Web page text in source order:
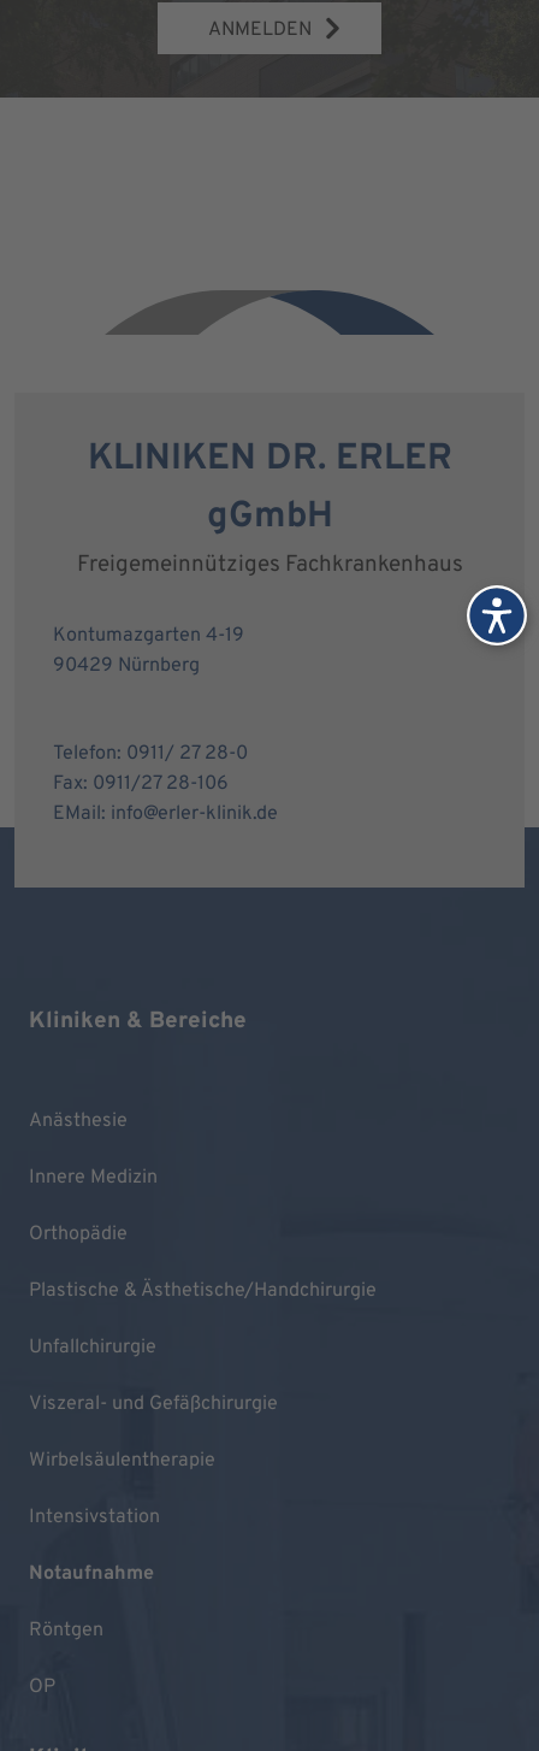
ANMELDEN
KLINIKEN DR. ERLER
gGmbH
Freigemeinnütziges Fachkrankenhaus
Kontumazgarten 4-19
90429 Nürnberg
Telefon: 0911/ 27 28-0
Fax: 0911/27 28-106
EMail: info@erler-klinik.de
Kliniken & Bereiche
Anästhesie
Innere Medizin
Orthopädie
Plastische & Ästhetische/Handchirurgie
Unfallchirurgie
Viszeral- und Gefäßchirurgie
Wirbelsäulentherapie
Intensivstation
Notaufnahme
Röntgen
OP